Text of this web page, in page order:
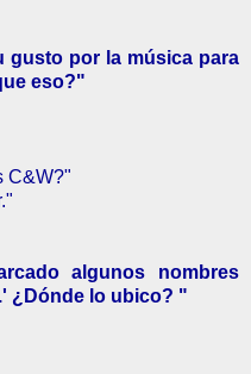
gusto por la música para
eso?"
C&W?"
algunos nombres
¿Dónde lo ubico? "